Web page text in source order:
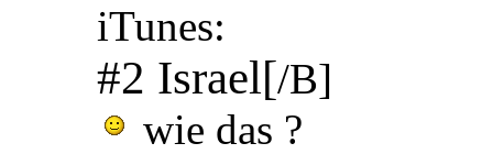
iTunes:
#2 Israel[/B]
wie das ?